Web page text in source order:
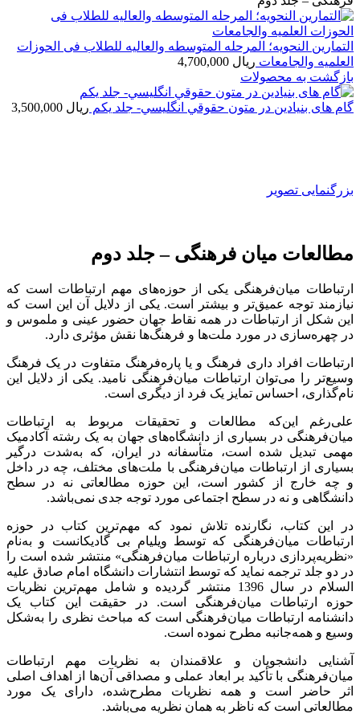
التمارین النحویه؛ المرحله المتوسطه والعالیه للطلاب فی الحوزات
العلمیه والجامعات ریال
بازگشت به محصولات
گام های بنیادین در متون حقوقي انگليسي- جلد يكم ریال
بزرگنمایی تصویر
مطالعات میان فرهنگی – جلد دوم
ارتباطات میان‌فرهنگی یکی از حوزه‌های مهم ارتباطات است که
نیازمند توجه عمیق‌تر و بیشتر است. یکی از دلایل آن این است که
این شکل از ارتباطات در همه نقاط جهان حضور عینی و ملموس و
در چهره‌سازی در مورد ملت‌ها و فرهنگ‌ها نقش مؤثری دارد.
ارتباطات افراد داری فرهنگ و یا پاره‌فرهنگ متفاوت در یک فرهنگ
وسیع‌تر را می‌توان ارتباطات میان‌فرهنگی نامید. یکی از دلایل این
نام‌گذاری، احساس تمایز یک فرد از دیگری است.
علی‌رغم این‌که مطالعات و تحقیقات مربوط به ارتباطات
میان‌فرهنگی در بسیاری از دانشگاه‌های جهان به یک رشته آکاد‌میک
مهمی تبدیل شده است، متأسفانه در ایران، که به‌شدت درگیر
بسیاری از ارتباطات میان‌فرهنگی با ملت‌های مختلف، چه در داخل
و چه خارج از کشور است، این حوزه مطالعاتی نه در سطح
دانشگاهی و نه در سطح اجتماعی مورد توجه جدی نمی‌باشد.
در این کتاب، نگارنده تلاش نمود که مهم‌ترین کتاب در حوزه
ارتباطات میان‌فرهنگی که توسط ویلیام بی گادیکانست و به‌نام
«نظریه‌پردازی درباره ارتباطات میان‌فرهنگی» منتشر شده است را
در دو جلد ترجمه نماید که توسط انتشارات دانشگاه امام صادق علیه
السلام در سال 1396 منتشر گردیده و شامل مهم‌ترین نظریات
حوزه ارتباطات میان‌فرهنگی است. در حقیقت این کتاب یک
دانشنامه ارتباطات میان‌فرهنگی است که مباحث نظری را به‌شکل
وسیع و همه‌جانبه مطرح نموده است.
آشنایی دانشجویان و علاقمندان به نظریات مهم ارتباطات
میان‌فرهنگی با تأکید بر ابعاد عملی و مصداقی آن‌ها از اهداف اصلی
اثر حاضر است و همه نظریات مطرح‌شده، دارای یک مورد
مطالعاتی است که ناظر به همان نظریه می‌باشد.